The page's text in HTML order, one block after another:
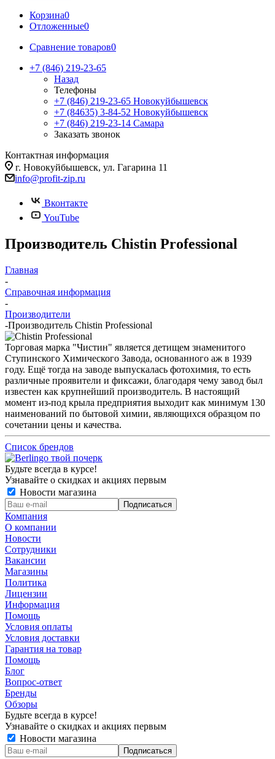
Корзина0
Отложенные0
Сравнение товаров0
+7 (846) 219-23-65
Назад
Телефоны
+7 (846) 219-23-65 Новокуйбышевск
+7 (84635) 3-84-52 Новокуйбышевск
+7 (846) 219-23-14 Самара
Заказать звонок
Контактная информация
г. Новокуйбышевск, ул. Гагарина 11
info@profit-zip.ru
Вконтакте
YouTube
Производитель Chistin Professional
Главная
-
Справочная информация
-
Производители
-Производитель Chistin Professional
Торговая марка "Чистин" является детищем знаменитого
Ступинского Химического Завода, основанного аж в 1939
году. Ещё тогда на заводе выпускалась фотохимия, то есть
различные проявители и фиксажи, благодаря чему завод был
известен как крупнейший производитель. В настоящий
момент из-под крыла предприятия выходит как минимум 130
наименований по бытовой химии, являющихся образцом по
сочетании цены и качества.
Список брендов
Будьте всегда в курсе!
Узнавайте о скидках и акциях первым
Новости магазина
Компания
О компании
Новости
Сотрудники
Вакансии
Магазины
Политика
Лицензии
Информация
Помощь
Условия оплаты
Условия доставки
Гарантия на товар
Помощь
Блог
Вопрос-ответ
Бренды
Обзоры
Будьте всегда в курсе!
Узнавайте о скидках и акциях первым
Новости магазина